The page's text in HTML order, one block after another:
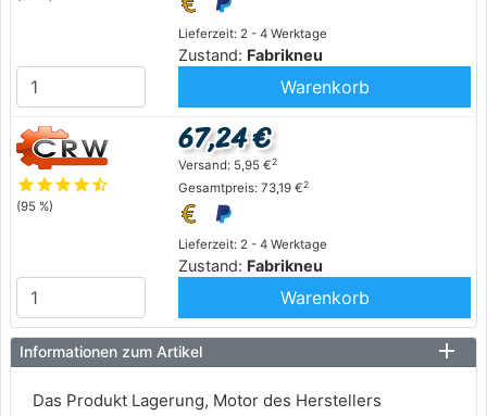
Lieferzeit: 2 - 4 Werktage
Zustand: Fabrikneu
Warenkorb
starstarstarstarstar_half
(95 %)
Lieferzeit: 2 - 4 Werktage
Zustand: Fabrikneu
67,24 €
Versand: 5,95 €2
Gesamtpreis: 73,19 €2
Warenkorb
Informationen zum Artikel
Das Produkt Lagerung, Motor des Herstellers